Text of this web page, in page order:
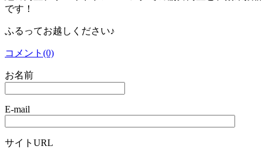
です！
ふるってお越しください♪
コメント(0)
お名前
E-mail
サイトURL